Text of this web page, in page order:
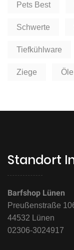
Pets Best
Schwerte
Tiefkühlware
Ziege Öle
Standort
Barfshop Lünen
Preußenstraße
44532 Lünen
02306-3024917